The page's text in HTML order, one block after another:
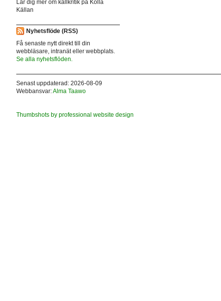
Lär dig mer om källkritik på Kolla
Källan
Nyhetsflöde (RSS)
Få senaste nytt direkt till din
webbläsare, intranät eller webbplats.
Se alla nyhetsflöden.
Senast uppdaterad: 2026-08-09
Webbansvar:Alma Taawo
Thumbshots by professional website design